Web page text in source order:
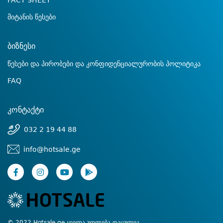
მიტანის წესები
ბიზნესი
წესები და პირობები და კონფიდენციალურობის პოლიტიკა
FAQ
კონტაქტი
032 2 19 44 88
info@hotsale.ge